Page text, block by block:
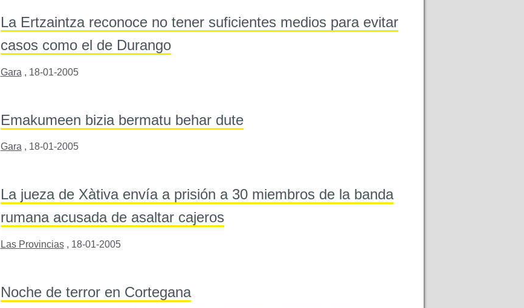
La Ertzaintza reconoce no tener suficientes medios para evitar
casos como el de Durango
Gara , 18-01-2005
Emakumeen bizia bermatu behar dute
Gara , 18-01-2005
La jueza de Xàtiva envía a prisión a 30 miembros de la banda
rumana acusada de asaltar cajeros
Las Provincias , 18-01-2005
Noche de terror en Cortegana